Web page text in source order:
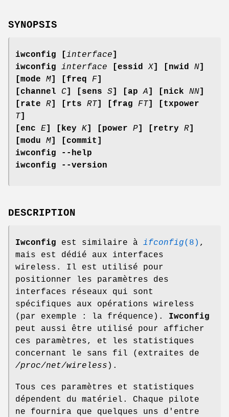
SYNOPSIS
iwconfig [interface]
iwconfig interface [essidX] [nwid N]
[mode M] [freq F]
[channel C] [sens S] [apA] [nick NN]
[rate R] [rts RT] [frag FT] [txpower
T]
[enc E] [key K] [power P] [retry R]
[modu M] [commit]
iwconfig --help
iwconfig --version
DESCRIPTION
Iwconfig est similaire à ifconfig(8) ,
mais est dédié aux interfaces
wireless. Il est utilisé pour
positionner les paramètres des
interfaces réseaux qui sont
spécifiques aux opérations wireless
(par exemple : la fréquence). Iwconfig
peut aussi être utilisé pour afficher
ces paramètres, et les statistiques
concernant le sans fil (extraites de
/proc/net/wireless ).
Tous ces paramètres et statistiques
dépendent du matériel. Chaque pilote
ne fournira que quelques uns d'entre